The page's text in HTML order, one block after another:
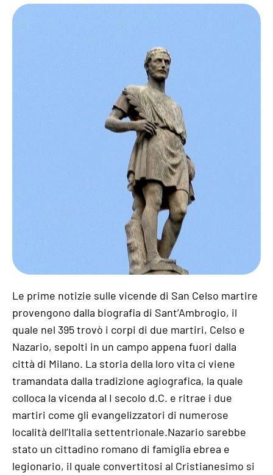
Le prime notizie sulle vicende di San Celso martire
provengono dalla biografia di Sant’Ambrogio, il
quale nel 395 trovò i corpi di due martiri, Celso e
Nazario, sepolti in un campo appena fuori dalla
città di Milano. La storia della loro vita ci viene
tramandata dalla tradizione agiografica, la quale
colloca la vicenda al I secolo d.C. e ritrae i due
martiri come gli evangelizzatori di numerose
località dell’Italia settentrionale.Nazario sarebbe
stato un cittadino romano di famiglia ebrea e
legionario, il quale convertitosi al Cristianesimo si